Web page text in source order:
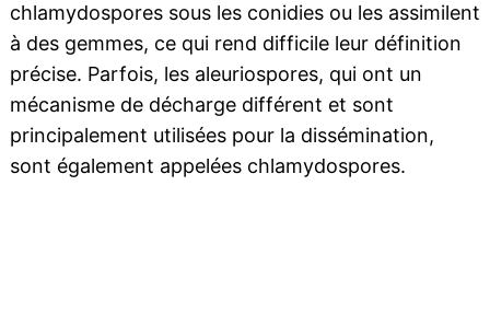
chlamydospores sous les conidies ou les assimilent
à des gemmes, ce qui rend difficile leur définition
précise. Parfois, les aleuriospores, qui ont un
mécanisme de décharge différent et sont
principalement utilisées pour la dissémination,
sont également appelées chlamydospores.